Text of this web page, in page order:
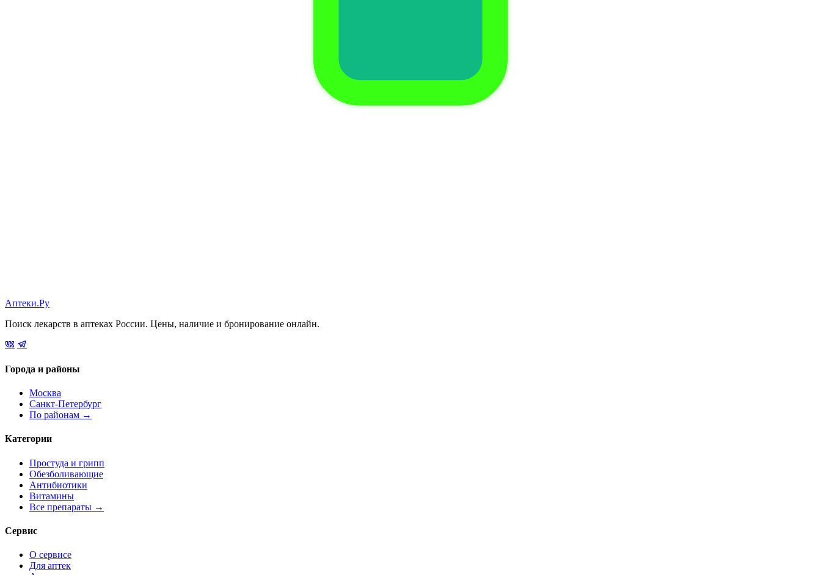
Аптеки.Ру
Поиск лекарств в аптеках России. Цены, наличие и бронирование онлайн.
Города и районы
Москва
Санкт-Петербург
По районам →
Категории
Простуда и грипп
Обезболивающие
Антибиотики
Витамины
Все препараты →
Сервис
О сервисе
Для аптек